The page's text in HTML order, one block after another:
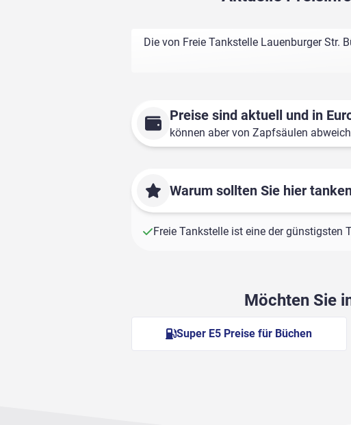
Die von Freie Tankstelle Lauenburger Str.
Preise sind aktuell und in
können aber von Zapfsäulen
Warum sollten Sie hier
Freie Tankstelle ist eine der günstigsten
Möchten Sie
Super E5 Preise für Büchen